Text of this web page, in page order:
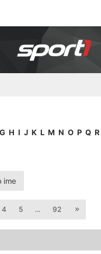
G H I J K L M N O P Q R
ime
4 5 ... 92